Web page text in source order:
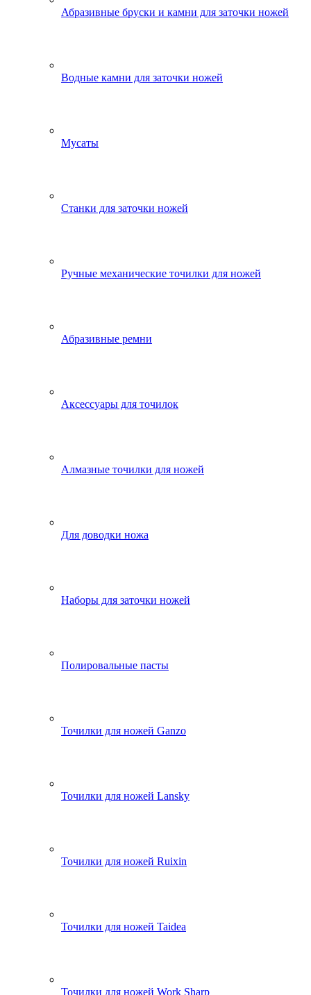
Абразивные бруски и камни для заточки ножей
Водные камни для заточки ножей
Мусаты
Станки для заточки ножей
Ручные механические точилки для ножей
Абразивные ремни
Аксессуары для точилок
Алмазные точилки для ножей
Для доводки ножа
Наборы для заточки ножей
Полировальные пасты
Точилки для ножей Ganzo
Точилки для ножей Lansky
Точилки для ножей Ruixin
Точилки для ножей Taidea
Точилки для ножей Work Sharp